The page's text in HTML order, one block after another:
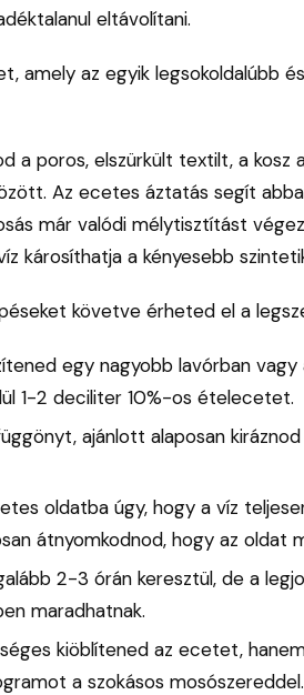
eltávolítani.
amely az egyik legsokoldalúbb
a poros, elszürkült textilt, a kosz
Az ecetes áztatás segít
már valódi mélytisztítást
károsíthatja a kényesebb
követve érheted el a
egy nagyobb lavórban
1-2 deciliter 10%-os ételecetet.
ajánlott alaposan
oldatba úgy, hogy a víz
átnyomkodnod, hogy az oldat
2-3 órán keresztül, de a
maradhatnak.
kiöblítened az ecetet,
a szokásos mosószereddel.